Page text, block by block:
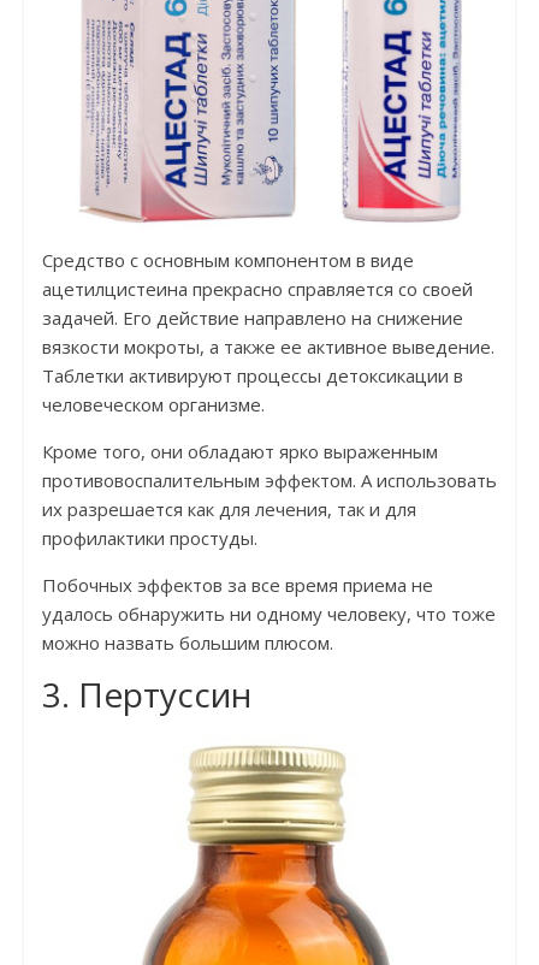
Средство с основным компонентом в виде
ацетилцистеина прекрасно справляется со своей
задачей. Его действие направлено на снижение
вязкости мокроты, а также ее активное выведение.
Таблетки активируют процессы детоксикации в
человеческом организме.
Кроме того, они обладают ярко выраженным
противовоспалительным эффектом. А использовать
их разрешается как для лечения, так и для
профилактики простуды.
Побочных эффектов за все время приема не
удалось обнаружить ни одному человеку, что тоже
можно назвать большим плюсом.
3. Пертуссин